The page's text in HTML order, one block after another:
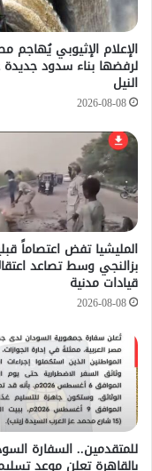
الإعلام الإثيوبي يُهاجم
لرفضها بناء سدود
النيل
2026-08-08
المليشيا تفض اعتصاماً
بزالنجي وسط تصاعد
قيادات مدنية
2026-08-08
للمتقدمين.. السفارة
بالقاهرة تعلن موعد